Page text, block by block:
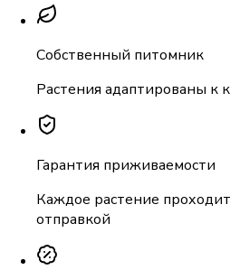
Собственный питомник
Растения адаптированы к
Гарантия приживаемости
Каждое растение
отправкой